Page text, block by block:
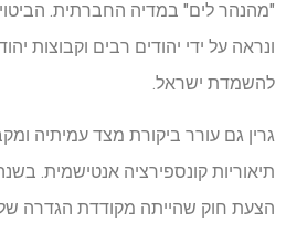
"מהנהר לים" במדיה החברתית.
ונראה על ידי יהודים רבים וקבוצות
להשמדת ישראל.
גרין גם עורר ביקורת מצד עמיתיה
תיאוריות קונספירציה אנטישמית.
הצעת חוק שהייתה מקודדת הגדרה של